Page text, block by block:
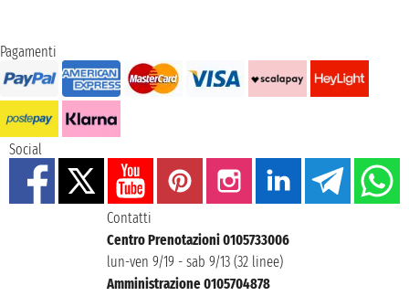
Pagamenti
Social
Contatti
Centro Prenotazioni 0105733006
lun-ven 9/19 - sab 9/13 (32 linee)
Amministrazione 0105704878